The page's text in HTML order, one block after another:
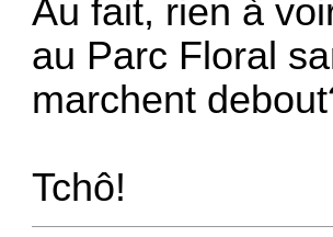
Au fait, rien à
au Parc Floral
marchent
Tchô!